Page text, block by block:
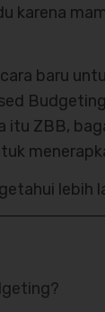
karena
baru
itu ZBB,
lebih